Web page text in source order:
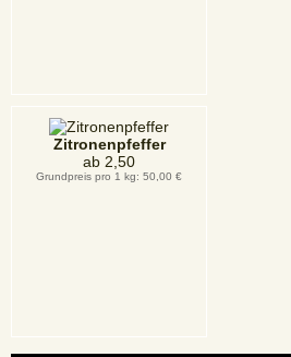
Zitronenpfeffer
ab 2,50
Grundpreis pro 1 kg: 50,00 €